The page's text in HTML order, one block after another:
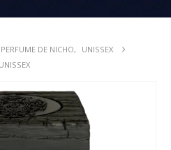
PERFUME DE NICHO,
UNISSEX